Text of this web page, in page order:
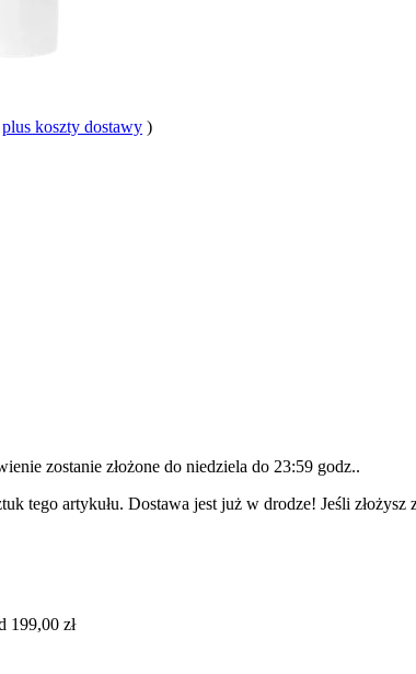
plus koszty dostawy )
zostanie złożone do niedziela do 23:59 godz..
tego artykułu. Dostawa jest już w drodze! Jeśli
199,00 zł